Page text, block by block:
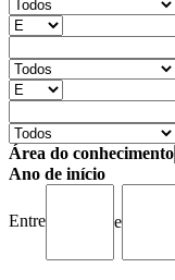
Área do conhecimento
Ano de início
Entre e